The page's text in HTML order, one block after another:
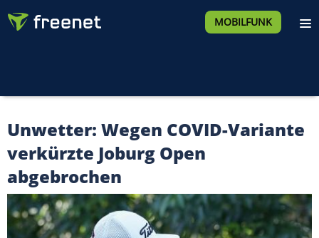
MOBILFUNK
Unwetter: Wegen COVID-Variante
verkürzte Joburg Open
abgebrochen